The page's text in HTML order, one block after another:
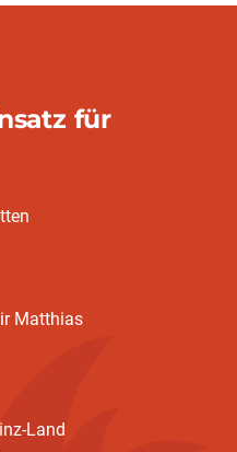
für
Matthias
Land